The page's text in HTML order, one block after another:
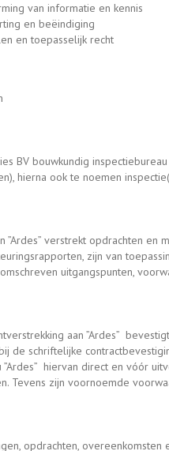
van informatie en kennis
en beëindiging
en toepasselijk recht
BV bouwkundig
hierna ook te noemen
”Ardes” verstrekt opdrachten
zijn van
uitgangspunten,
aan ”Ardes”
de schriftelijke
”Ardes” hiervan direct en vóór
Tevens zijn voornoemde
opdrachten, overeenkomsten